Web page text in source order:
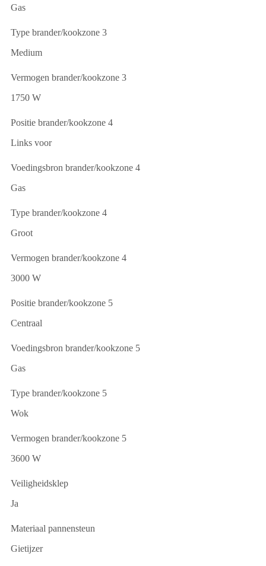
Gas
Type brander/kookzone 3
Medium
Vermogen brander/kookzone 3
1750 W
Positie brander/kookzone 4
Links voor
Voedingsbron brander/kookzone 4
Gas
Type brander/kookzone 4
Groot
Vermogen brander/kookzone 4
3000 W
Positie brander/kookzone 5
Centraal
Voedingsbron brander/kookzone 5
Gas
Type brander/kookzone 5
Wok
Vermogen brander/kookzone 5
3600 W
Veiligheidsklep
Ja
Materiaal pannensteun
Gietijzer